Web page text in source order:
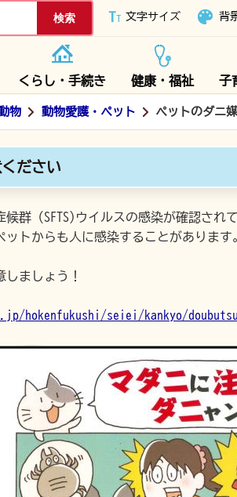
下妻市ホームペー
文字サイズ 背
くらし・手続き 健康・福祉 子
物 動物愛護・ペット ペットのダニ
ださい
群（SFTS)ウイルスの感染が確認されて
トからも人に感染することがあります
ましょう！
hokenfukushi/seiei/kankyo/doubutsu/